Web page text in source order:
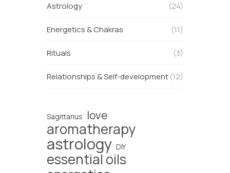
Astrology (24)
Energetics & Chakras (11)
Rituals (3)
Relationships & Self-development(12)
Sagittarius love
aromatherapy
astrology DIY
essential oils